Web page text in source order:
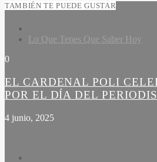
TAMBIÉN TE PUEDE GUSTAR
Lo Que Tenes Que Saber Hoy
0
EL CARDENAL POLI
POR EL DÍA DEL
4 junio, 2025